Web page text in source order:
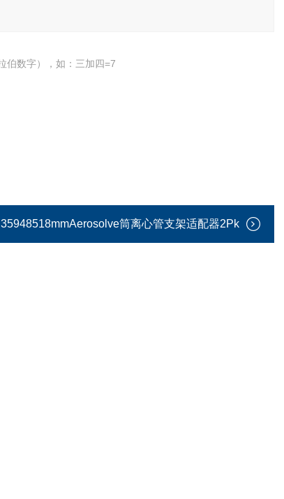
伯数字），如：三加四=7
35948518mmAerosolve筒离心管支架适配器2Pk